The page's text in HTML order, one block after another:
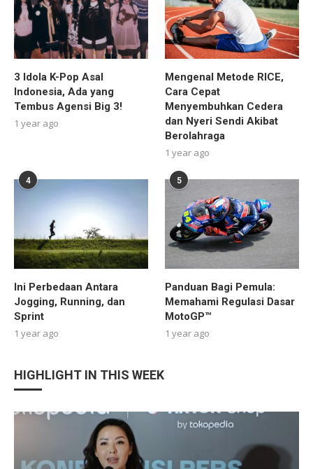
3 Idola K-Pop Asal
Indonesia, Ada yang
Tembus Agensi Big 3!
1 year ago
Mengenal Metode RICE,
Cara Cepat
Menyembuhkan Cedera
dan Nyeri Sendi Akibat
Berolahraga
1 year ago
4
Ini Perbedaan Antara
Jogging, Running, dan
Sprint
1 year ago
5
Panduan Bagi Pemula:
Memahami Regulasi Dasar
MotoGP™
1 year ago
HIGHLIGHT IN THIS WEEK